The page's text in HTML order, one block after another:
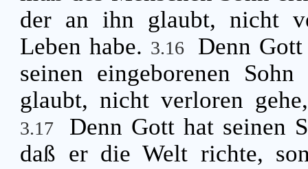
der an ihn glaubt, nicht
Leben habe. 3.16
Denn
seinen eingeborenen
glaubt, nicht verloren
3.17
Denn Gott hat seinen
daß er die Welt richte,